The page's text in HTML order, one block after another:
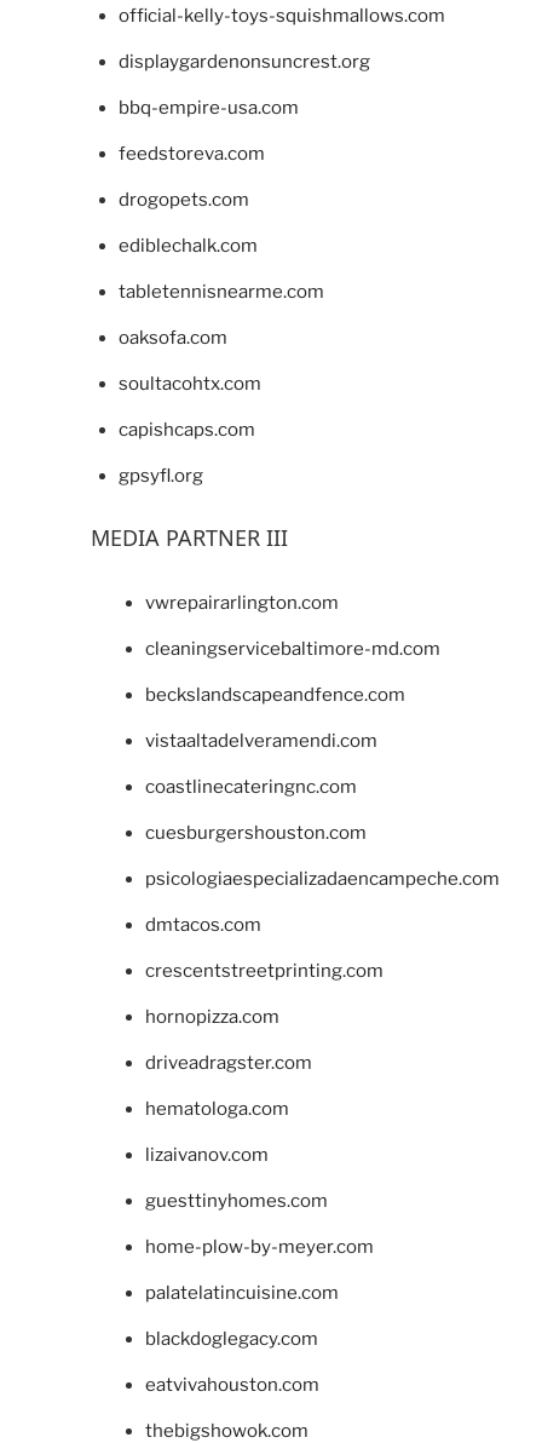
official-kelly-toys-squishmallows.com
displaygardenonsuncrest.org
bbq-empire-usa.com
feedstoreva.com
drogopets.com
ediblechalk.com
tabletennisnearme.com
oaksofa.com
soultacohtx.com
capishcaps.com
gpsyfl.org
MEDIA PARTNER III
vwrepairarlington.com
cleaningservicebaltimore-md.com
beckslandscapeandfence.com
vistaaltadelveramendi.com
coastlinecateringnc.com
cuesburgershouston.com
psicologiaespecializadaencampeche.com
dmtacos.com
crescentstreetprinting.com
hornopizza.com
driveadragster.com
hematologa.com
lizaivanov.com
guesttinyhomes.com
home-plow-by-meyer.com
palatelatincuisine.com
blackdoglegacy.com
eatvivahouston.com
thebigshowok.com